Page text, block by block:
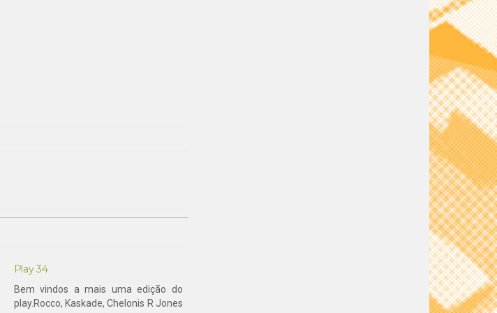
Play 34
Bem vindos a mais uma edição do
play.Rocco, Kaskade, Chelonis R Jones